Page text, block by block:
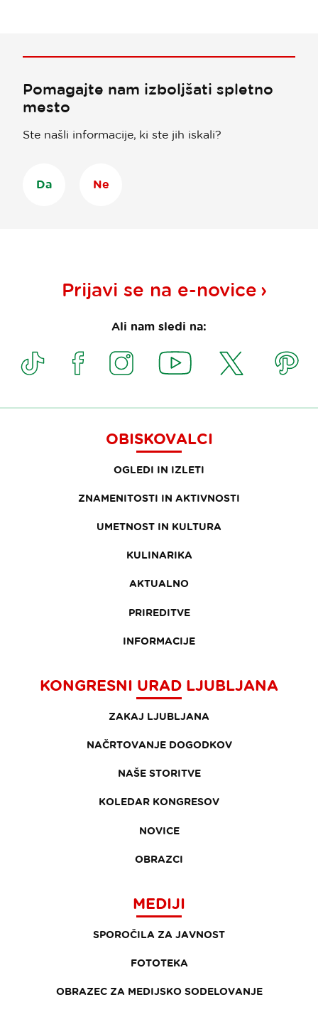
Pomagajte nam izboljšati spletno
mesto
Ste našli informacije, ki ste jih iskali?
Da Ne
Prijavi se na e-novice
Ali nam sledi na:
OBISKOVALCI
OGLEDI IN IZLETI
ZNAMENITOSTI IN AKTIVNOSTI
UMETNOST IN KULTURA
KULINARIKA
AKTUALNO
PRIREDITVE
INFORMACIJE
KONGRESNI URAD LJUBLJANA
ZAKAJ LJUBLJANA
NAČRTOVANJE DOGODKOV
NAŠE STORITVE
KOLEDAR KONGRESOV
NOVICE
OBRAZCI
MEDIJI
SPOROČILA ZA JAVNOST
FOTOTEKA
OBRAZEC ZA MEDIJSKO SODELOVANJE